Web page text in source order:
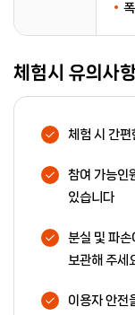
체험시 유의사
체험 시 간편
참여 가능인
있습니다
분실 및 파손
보관해 주세
이용자 안전